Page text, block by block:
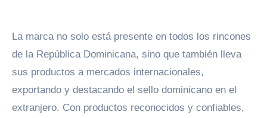
La marca no solo está presente en todos los rincones
de la República Dominicana, sino que también lleva
sus productos a mercados internacionales,
exportando y destacando el sello dominicano en el
extranjero. Con productos reconocidos y confiables,